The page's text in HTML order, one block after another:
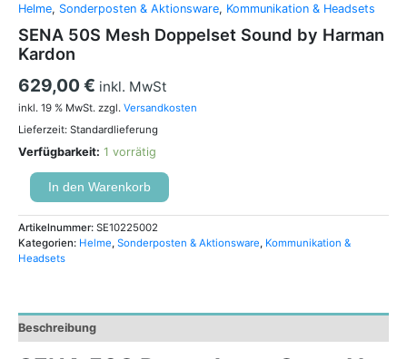
Helme, Sonderposten & Aktionsware, Kommunikation & Headsets
SENA 50S Mesh Doppelset Sound by Harman
Kardon
629,00€ inkl. MwSt
inkl. 19 % MwSt. zzgl. Versandkosten
Lieferzeit: Standardlieferung
Verfügbarkeit: 1 vorrätig
In den Warenkorb
Artikelnummer: SE10225002
Kategorien: Helme, Sonderposten & Aktionsware, Kommunikation &
Headsets
Beschreibung